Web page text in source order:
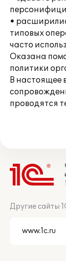
•
типовых
часто
Оказана
политики
В настоящее
проводятся
Другие сайты